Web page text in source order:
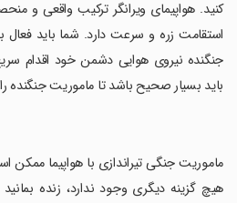
کنید. هواپیمای ویرانگر ترکیب واقعی و
استقامت زره و سرعت دارد. شما باید فعال
جنگنده نیروی هوایی دشمن خود اقدام
باید بسیار صحیح باشد تا ماموریت جنگنده را
‏ماموریت جنگی تیراندازی با هواپیما ممکن
هیچ گزینه دیگری وجود ندارد، زنده